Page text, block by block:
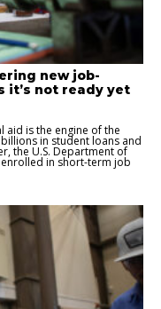
new job-
it’s not ready yet
aid is the engine of the
in student loans and
the U.S. Department of
in short-term job